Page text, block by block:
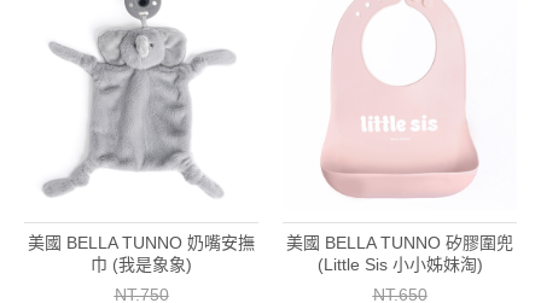
美國 BELLA TUNNO 奶嘴安撫
巾 (我是象象)
NT.750
美國 BELLA TUNNO 矽膠圍兜
(Little Sis 小小姊妹淘)
NT.650